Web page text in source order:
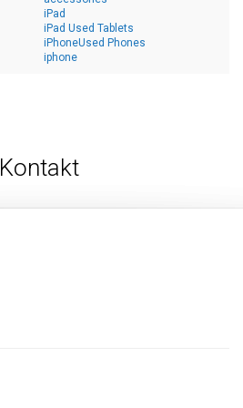
iPad
iPad Used Tablets
iPhoneUsed Phones
iphone
Kontakt